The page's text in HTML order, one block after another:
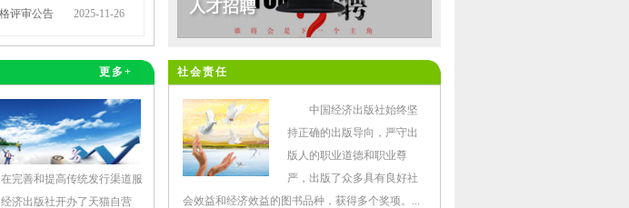
评审公告
2025-11-26
更多+
完善和提高传统发行渠道服
济出版社开办了天猫自营
社会责任
中国经济出版社始终坚
持正确的出版导向，严守出
版人的职业道德和职业尊
严，出版了众多具有良好社
会效益和经济效益的图书品种，获得多个奖项。...